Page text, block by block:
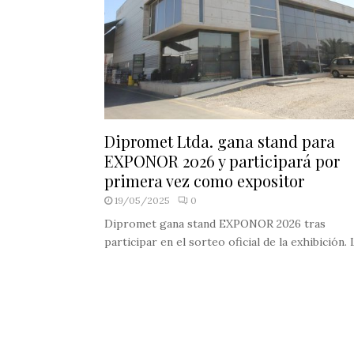
Dipromet Ltda. gana stand para
EXPONOR 2026 y participará por
primera vez como expositor
19/05/2025 0
Dipromet gana stand EXPONOR 2026 tras
participar en el sorteo oficial de la exhibición.